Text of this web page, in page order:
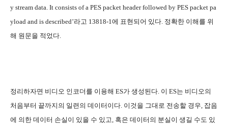
y stream data. It consists of a PES packet header followed by PES packet pa
yload and is described’라고 13818-1에 표현되어 있다. 정확한 이해를 위
해 원문을 적었다.
정리하자면 비디오 인코더를 이용해 ES가 생성된다. 이 ES는 비디오의
처음부터 끝까지의 일련의 데이터이다. 이것을 그대로 전송할 경우, 잡음
에 의한 데이터 손실이 있을 수 있고, 혹은 데이터의 분실이 생길 수도 있